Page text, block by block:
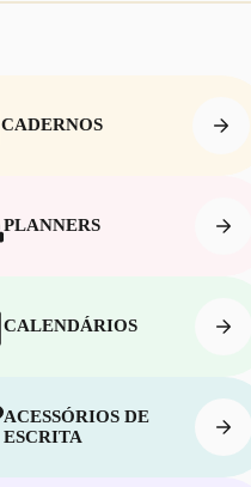
CADERNOS
PLANNERS
CALENDÁRIOS
ACESSÓRIOS DE
ESCRITA